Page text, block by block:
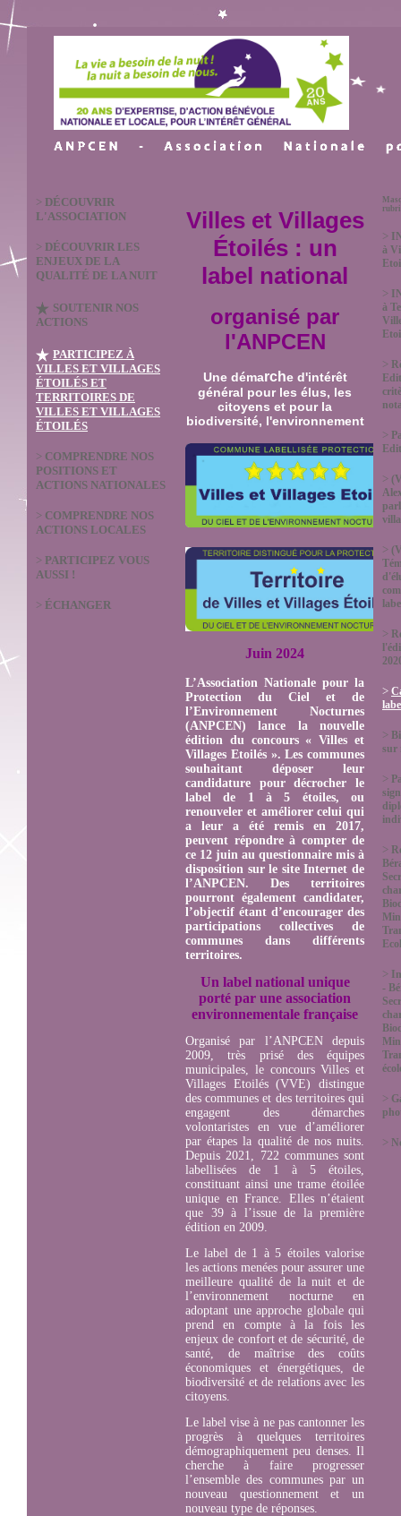
> DÉCOUVRIR
L'ASSOCIATION
> DÉCOUVRIR LES
ENJEUX DE LA
QUALITÉ DE LA NUIT
SOUTENIR NOS
ACTIONS
PARTICIPEZ À
VILLES ET VILLAGES
ÉTOILÉS ET
TERRITOIRES DE
VILLES ET VILLAGES
ÉTOILÉS
> COMPRENDRE NOS
POSITIONS ET
ACTIONS NATIONALES
> COMPRENDRE NOS
ACTIONS LOCALES
> PARTICIPEZ VOUS
AUSSI !
> ÉCHANGER
Villes et Villages
Étoilés : un
label national
organisé par
l'ANPCEN
Une démarche d'intérêt
général pour les élus, les
citoyens et pour la
biodiversité, l'environnement
Juin 2024
L’Association Nationale pour la
Protection du Ciel et de
l’Environnement Nocturnes
(ANPCEN) lance la nouvelle
édition du concours « Villes et
Villages Etoilés ». Les communes
souhaitant déposer leur
candidature pour décrocher le
label de 1 à 5 étoiles, ou
renouveler et améliorer celui qui
a leur a été remis en 2017,
peuvent répondre à compter de
ce 12 juin au questionnaire mis à
disposition sur le site Internet de
l’ANPCEN. Des territoires
pourront également candidater,
l’objectif étant d’encourager des
participations collectives de
communes dans différents
territoires.
Un label national unique
porté par une association
environnementale française
Organisé par l’ANPCEN depuis
2009, très prisé des équipes
municipales, le concours Villes et
Villages Etoilés (VVE) distingue
des communes et des territoires qui
engagent des démarches
volontaristes en vue d’améliorer
par étapes la qualité de nos nuits.
Depuis 2021, 722 communes sont
labellisées de 1 à 5 étoiles,
constituant ainsi une trame étoilée
unique en France. Elles n’étaient
que 39 à l’issue de la première
édition en 2009.
Le label de 1 à 5 étoiles valorise
les actions menées pour assurer une
meilleure qualité de la nuit et de
l’environnement nocturne en
adoptant une approche globale qui
prend en compte à la fois les
enjeux de confort et de sécurité, de
santé, de maîtrise des coûts
économiques et énergétiques, de
biodiversité et de relations avec les
citoyens.
Le label vise à ne pas cantonner les
progrès à quelques territoires
démographiquement peu denses. Il
cherche à faire progresser
l’ensemble des communes par un
nouveau questionnement et un
nouveau type de réponses.
>
à
>
à
>
>
>
>
>
>
>
sur
>
>
>
-
>
>